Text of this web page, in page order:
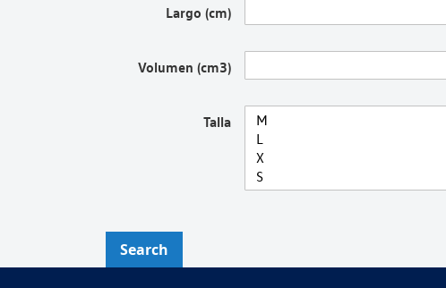
Largo (cm)
Volumen (cm3)
Talla
Search